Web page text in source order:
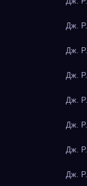
Дж.
Дж.
Дж.
Дж.
Дж.
Дж.
Дж.